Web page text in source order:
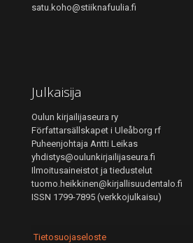
satu.koho@stiiknafuulia.fi
Julkaisija
Oulun kirjailijaseura ry
Författarsällskapet i Uleåborg rf
Puheenjohtaja Antti Leikas
yhdistys@oulunkirjailijaseura.fi
Ilmoitusaineistot ja tiedustelut
tuomo.heikkinen@kirjallisuudentalo.fi
ISSN 1799-7895 (verkkojulkaisu)
Tietosuojaseloste